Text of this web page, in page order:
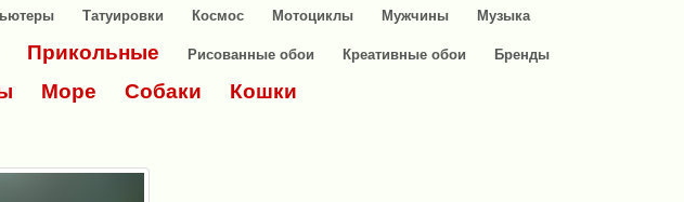
Татуировки Космос Мотоциклы Мужчины
Музыка
Прикольные Рисованные обои Креативные обои Бренды
Море Собаки Кошки